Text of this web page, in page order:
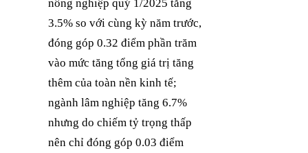
nông nghiệp quý 1/2025 tăng
3.5% so với cùng kỳ năm trước,
đóng góp 0.32 điểm phần trăm
vào mức tăng tổng giá trị tăng
thêm của toàn nền kinh tế;
ngành lâm nghiệp tăng 6.7%
nhưng do chiếm tỷ trọng thấp
nên chỉ đóng góp 0.03 điểm